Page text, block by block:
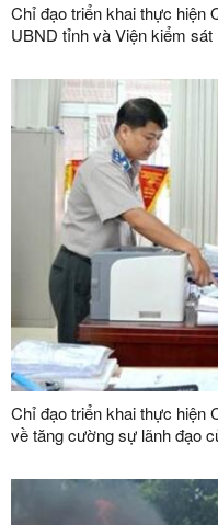
Chỉ đạo triển khai thực hiện
UBND tỉnh và Viện kiểm sát
Chỉ đạo triển khai thực hiện
về tăng cường sự lãnh đạo